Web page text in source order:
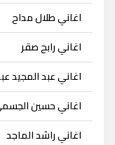
اغاني طلال مداح
اغاني رابح صقر
اغاني عبد المجيد
اغاني حسين
اغاني راشد الماجد